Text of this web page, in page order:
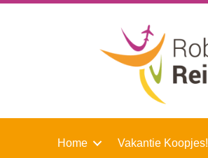
Home Vakantie Koopjes!